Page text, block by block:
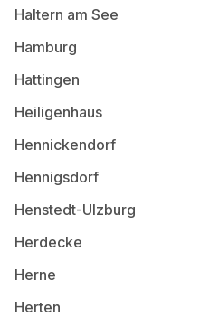
Haltern am See
Hamburg
Hattingen
Heiligenhaus
Hennickendorf
Hennigsdorf
Henstedt-Ulzburg
Herdecke
Herne
Herten